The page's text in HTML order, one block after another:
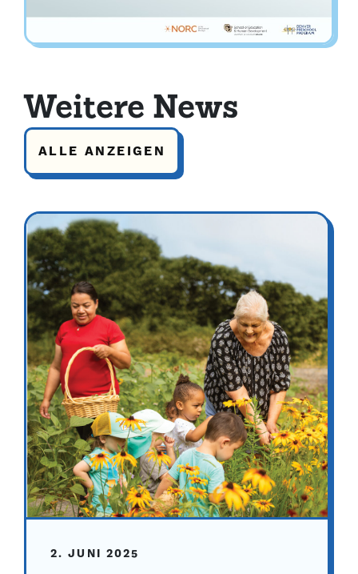
Weitere News
ALLE ANZEIGEN
2. JUNI 2025